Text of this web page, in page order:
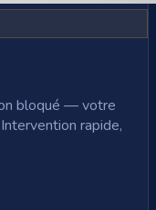
bloqué — votre
rapide,